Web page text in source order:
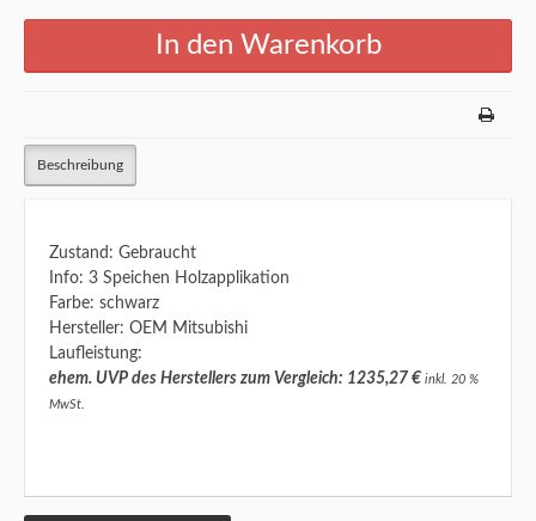
Beschreibung
Zustand: Gebraucht
Info: 3 Speichen Holzapplikation
Farbe: schwarz
Hersteller: OEM Mitsubishi
Laufleistung:
ehem. UVP des Herstellers zum Vergleich: 1235,27 € inkl. 20 %
MwSt.